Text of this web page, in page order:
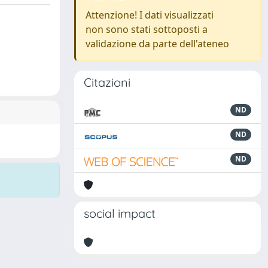
Attenzione! I dati visualizzati
non sono stati sottoposti a
validazione da parte dell'ateneo
Citazioni
ND
ND
ND
social impact